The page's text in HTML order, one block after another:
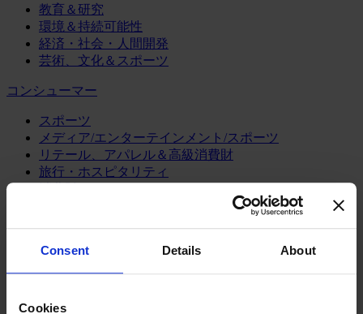
Consent Details About
Cookies
教育＆研究
環境＆持続可能性
経済・社会・人間開発
芸術、文化＆スポーツ
コンシューマー
スポーツ
メディア/エンターテインメント/スポーツ
リテール、アパレル＆高級消費財
旅行・ホスピタリティ
エネルギー